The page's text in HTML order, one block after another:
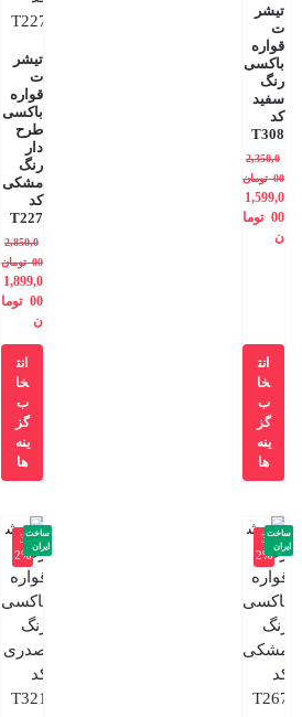
تیشر
ت
قواره
باکسی
رنگ
سفید
کد
T308
2,350,0
00 تومان
1,599,0
00 توما
ن
انت
خا
ب
گز
ینه
ها
تیشر
ت
قواره
باکسی
طرح
دار
رنگ
مشکی
کد
T227
2,850,0
00 تومان
1,899,0
00 توما
ن
انت
خا
ب
گز
ینه
ها
-3
2%
ساخت
ایران
-3
2%
ساخت
ایران